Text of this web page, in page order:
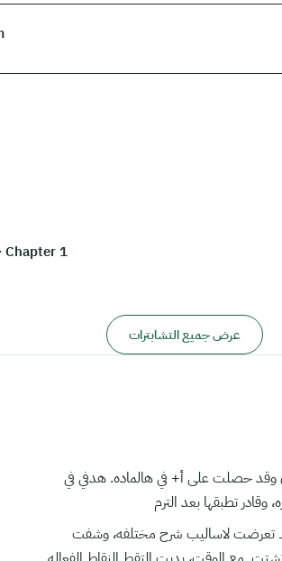
Chapter 1
عرض جميع التشابترات
وقد حصلت على أ+ في هالماده. هدفي في
تطبقها بعد الترم
تعرضت لاساليب شرح مختلفه، وشفت